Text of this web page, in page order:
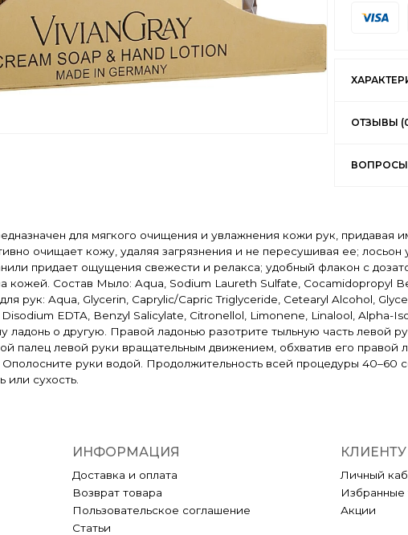
ОТЗЫВЫ
ВОПРОСЫ
для мягкого очищения и увлажнения кожи рук,
очищает кожу, удаляя загрязнения и не пересушивая ее;
придает ощущения свежести и релакса; удобный флакон с
кожей. Состав Мыло: Aqua, Sodium Laureth Sulfate, Cocamidopropyl
рук: Aqua, Glycerin, Caprylic/Capric Triglyceride, Cetearyl Alcohol,
EDTA, Benzyl Salicylate, Citronellol, Limonene, Linalool,
ладонь о другую. Правой ладонью разотрите тыльную часть левой
палец левой руки вращательным движением, обхватив его
руки водой. Продолжительность всей процедуры 40–60
или сухость.
ИНФОРМАЦИЯ
Доставка и оплата
Возврат товара
Пользовательское соглашение
Статьи
КЛИЕНТУ
Личный
Избранные
Акции